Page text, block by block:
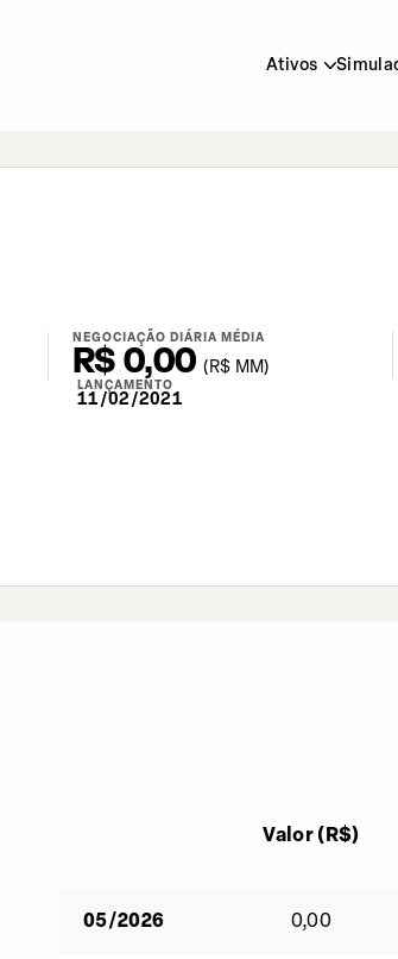
Ativos
NEGOCIAÇÃO DIÁRIA MÉDIA
R$ 0,00 (R$ MM)
LANÇAMENTO
11/02/2021
Valor (R$)
05/2026 0,00